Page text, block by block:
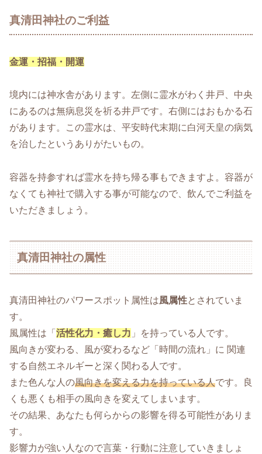
真清田神社のご利益
金運・招福・開運
境内には神水舎があります。左側に霊水がわく井戸、中央
にあるのは無病息災を祈る井戸です。右側にはおもかる石
があります。この霊水は、平安時代末期に白河天皇の病気
を治したというありがたいもの。
容器を持参すれば霊水を持ち帰る事もできますよ。容器が
なくても神社で購入する事が可能なので、飲んでご利益を
いただきましょう。
真清田神社の属性
真清田神社のパワースポット属性は風属性とされていま
す。
風属性は「 活性化力・癒し力 」を持っている人です。
風向きが変わる、風が変わるなど「時間の流れ」に 関連
する自然エネルギーと深く関わる人です。
また色んな人の風向きを変える力を持っている人です。良
くも悪くも相手の風向きを変えてしまいます。
その結果、あなたも何らからの影響を得る可能性がありま
す。
影響力が強い人なので言葉・行動に注意していきましょ